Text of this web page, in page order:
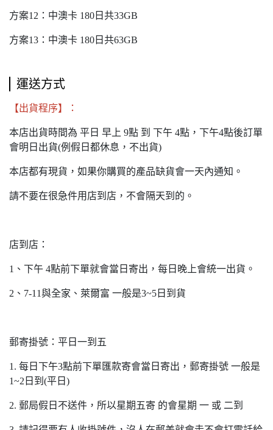
方案12：中澳卡 180日共33GB
方案13：中澳卡 180日共63GB
運送方式
【出貨程序】：
本店出貨時間為 平日 早上 9點 到 下午 4點，下午4點後訂單
會明日出貨(例假日都休息，不出貨)
本店都有現貨，如果你購買的產品缺貨會一天內通知。
請不要在很急件用店到店，不會隔天到的。
店到店：
1、下午 4點前下單就會當日寄出，每日晚上會統一出貨。
2、7-11與全家、萊爾富 一般是3~5日到貨
郵寄掛號：平日一到五
1. 每日下午3點前下單匯款寄會當日寄出，郵寄掛號 一般是
1~2日到(平日)
2. 郵局假日不送件，所以星期五寄 的會星期 一 或 二到